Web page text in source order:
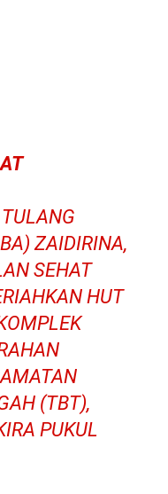
ZAIDIRINA,
SEHAT
HUT
(TBT),
PUKUL